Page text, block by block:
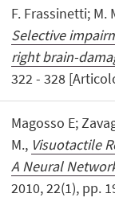
F. Frassinetti; M.
Selective
right brain-
322 - 328
Magosso E;
M., Visuotactile
A Neural
2010, 22(1), pp.